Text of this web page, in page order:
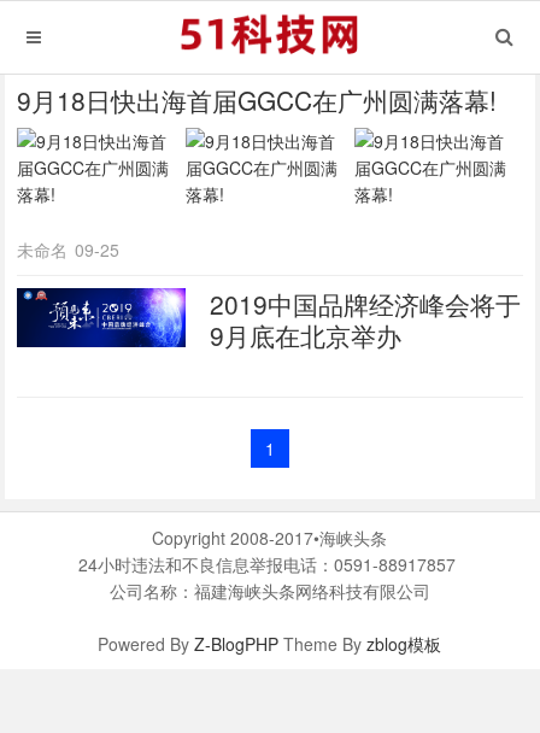
9月18日快出海首届GGCC在广州圆满落幕!
未命名 09-25
2019中国品牌经济峰会将于
9月底在北京举办
1
Copyright 2008-2017•海峡头条
24小时违法和不良信息举报电话：0591-88917857
公司名称：福建海峡头条网络科技有限公司
Powered ByZ-BlogPHP Theme Byzblog模板